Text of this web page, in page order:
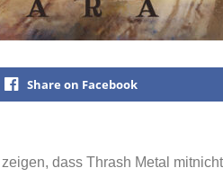
Share on Facebook
zeigen, dass Thrash Metal